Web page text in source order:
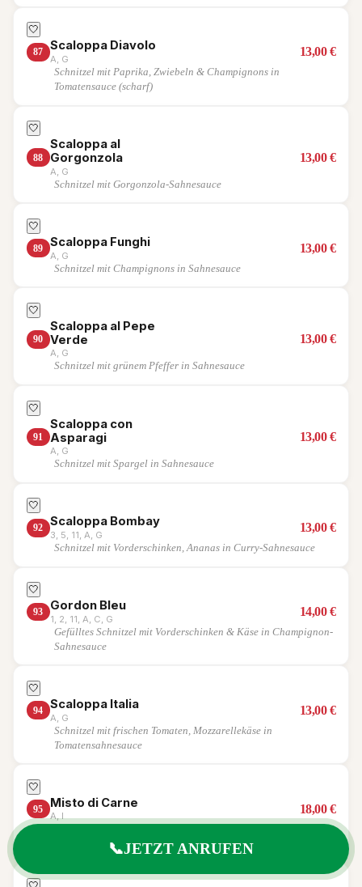
🤍
87 Scaloppa Diavolo
A, G
13,00€
Schnitzel mit Paprika, Zwiebeln & Champignons in
Tomatensauce (scharf)
🤍
88
Scaloppa al
Gorgonzola
A, G
13,00€
Schnitzel mit Gorgonzola-Sahnesauce
🤍
89 Scaloppa Funghi
A, G
13,00€
Schnitzel mit Champignons in Sahnesauce
🤍
90
Scaloppa al Pepe
Verde
A, G
13,00€
Schnitzel mit grünem Pfeffer in Sahnesauce
🤍
91
Scaloppa con
Asparagi
A, G
13,00€
Schnitzel mit Spargel in Sahnesauce
🤍
92 Scaloppa Bombay
3, 5, 11, A, G
13,00€
Schnitzel mit Vorderschinken, Ananas in Curry-Sahnesauce
🤍
93 Gordon Bleu
1, 2, 11, A, C, G
14,00€
Gefülltes Schnitzel mit Vorderschinken & Käse in Champignon-
Sahnesauce
🤍
94 Scaloppa Italia
A, G
13,00€
Schnitzel mit frischen Tomaten, Mozzarellekäse in
Tomatensahnesauce
🤍
95 Misto di Carne
A, I
18,00€
📞JETZT ANRUFEN